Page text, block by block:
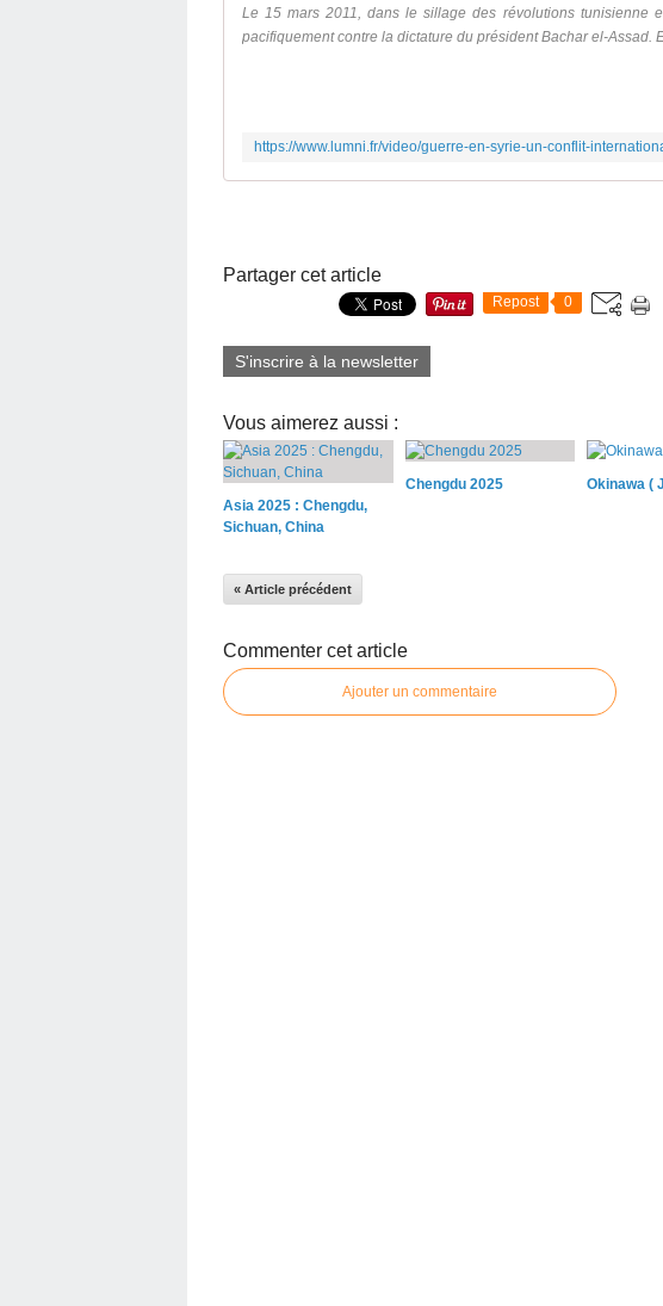
Le 15 mars 2011, dans le sillage des révolutions tunisienne
pacifiquement contre la dictature du président Bachar el-Assad.
Partager cet article
Repost 0
S'inscrire à la newsletter
Vous aimerez aussi :
Asia 2025 : Chengdu,
Sichuan, China
Chengdu 2025
Okinawa (
« Article précédent
Commenter cet article
Ajouter un commentaire